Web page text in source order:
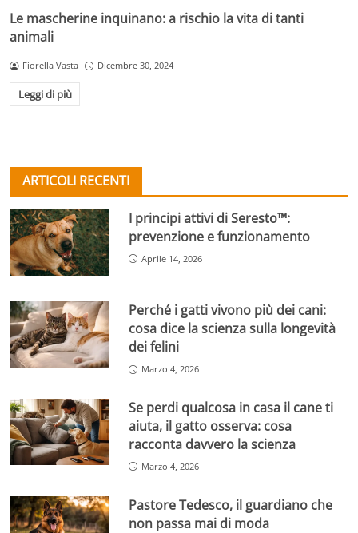
Le mascherine inquinano: a rischio la vita di tanti
animali
Fiorella Vasta Dicembre 30, 2024
Leggi di più
ARTICOLI RECENTI
I principi attivi di Seresto™:
prevenzione e funzionamento
Aprile 14, 2026
Perché i gatti vivono più dei cani:
cosa dice la scienza sulla longevità
dei felini
Marzo 4, 2026
Se perdi qualcosa in casa il cane ti
aiuta, il gatto osserva: cosa
racconta davvero la scienza
Marzo 4, 2026
Pastore Tedesco, il guardiano che
non passa mai di moda